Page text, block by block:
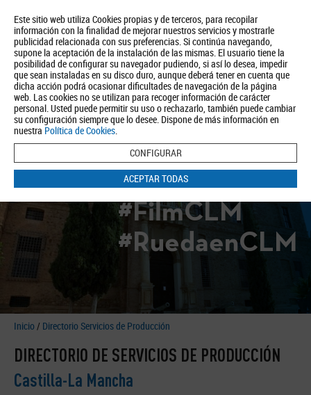
Este sitio web utiliza Cookies propias y de terceros, para recopilar
información con la finalidad de mejorar nuestros servicios y mostrarle
publicidad relacionada con sus preferencias. Si continúa navegando,
supone la aceptación de la instalación de las mismas. El usuario tiene la
posibilidad de configurar su navegador pudiendo, si así lo desea, impedir
que sean instaladas en su disco duro, aunque deberá tener en cuenta que
dicha acción podrá ocasionar dificultades de navegación de la página
web. Las cookies no se utilizan para recoger información de carácter
personal. Usted puede permitir su uso o rechazarlo, también puede cambiar
su configuración siempre que lo desee. Dispone de más información en
nuestra Política de Cookies.
CONFIGURAR
ACEPTAR TODAS
Quiénes somos Turismo Política de Privacidad Aviso Legal
Política de Cookies
BUSCAR
#FilmCLM
#RuedaenCLM
Inicio / Directorio Servicios de Producción
DIRECTORIO DE SERVICIOS DE PRODUCCIÓN
Castilla-La Mancha